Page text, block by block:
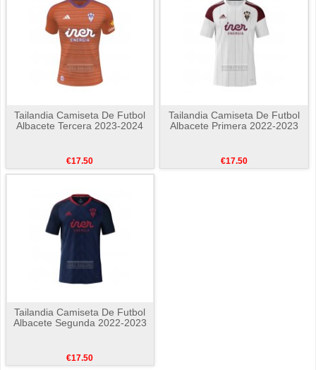
Tailandia Camiseta De Futbol
Albacete Tercera 2023-2024
€17.50
Tailandia Camiseta De Futbol
Albacete Primera 2022-2023
€17.50
Tailandia Camiseta De Futbol
Albacete Segunda 2022-2023
€17.50